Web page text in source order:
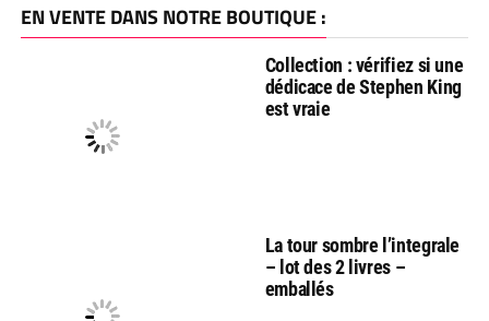
EN VENTE DANS NOTRE BOUTIQUE :
Collection : vérifiez si une
dédicace de Stephen King
est vraie
La tour sombre l’integrale
– lot des 2 livres –
emballés